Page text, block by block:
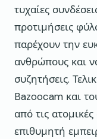
τυχαίες
προτιμήσεις
παρέχουν την
ανθρώπους και
συζητήσεις.
Bazoocam και
από τις
επιθυμητή